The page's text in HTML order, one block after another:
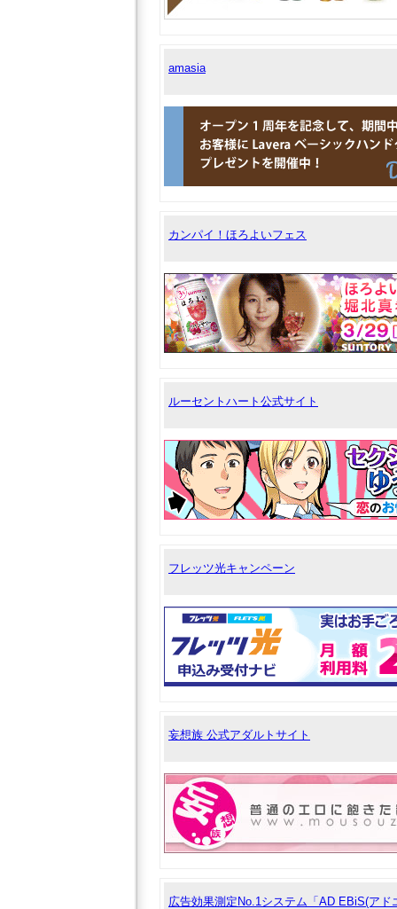
amasia
カンパイ！ほろよいフェス
ルーセントハート公式サイト
フレッツ光キャンペーン
妄想族 公式アダルトサイト
広告効果測定No.1システム「AD EBiS(アド